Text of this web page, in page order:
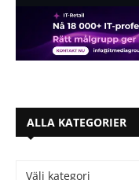
ALLA KATEGORIER